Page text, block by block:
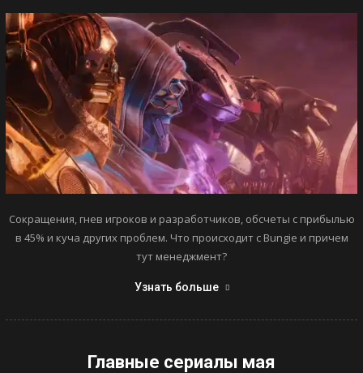
Сокращения, гнев игроков и разработчиков, обсчеты с прибылью
в 45% и куча других проблем. Что происходит с Bungie и причем
тут менеджмент?
Узнать больше
Главные сериалы мая